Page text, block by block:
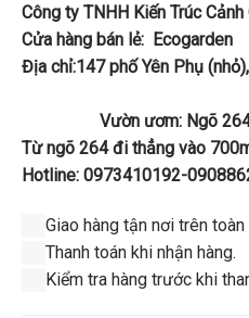
Công ty TNHH Kiến Trúc
Cửa hàng bán lẻ: Ecogarden
Địa chỉ:147 phố Yên
Vườn ươm: Ngõ 264 Âu
Từ ngõ 264 đi thẳng vào
Hotline: 0973410192-
Giao hàng tận nơi trên
Thanh toán khi nhận hàng.
Kiểm tra hàng trước khi